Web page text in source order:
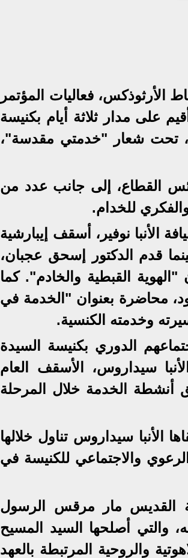
الأرثوذكس، فعاليات المؤتمر
على مدار ثلاثة أيام بكنيسة
تحت شعار "خدمتي مقدسة"،
وخادمات كنائس القطاع، إلى جانب عدد من
والفكري للخدام.
الأنبا نوفير، أسقف إيبارشية
قدم الدكتور إسحق عجبان،
القبطية والخادم". كما
محاضرة بعنوان "الخدمة في
وخدمته الكنسية.
الدوري بكنيسة السيدة
سيداروس، الأسقف العام
أنشطة الخدمة خلال المرحلة
الأنبا سيداروس تناول خلالها
والاجتماعي للكنيسة في
القديس مار مرقس الرسول
والتي أصلحها السيد المسيح
والروحية المرتبطة بالعهد